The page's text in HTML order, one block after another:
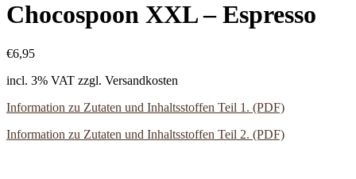
Chocospoon XXL – Espresso
€6,95
incl. 3% VAT zzgl. Versandkosten
Information zu Zutaten und Inhaltsstoffen Teil 1. (PDF)
Information zu Zutaten und Inhaltsstoffen Teil 2. (PDF)